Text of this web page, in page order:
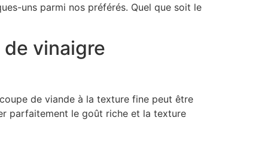
uns parmi nos préférés. Quel que soit le
vinaigre
de viande à la texture fine peut être
parfaitement le goût riche et la texture